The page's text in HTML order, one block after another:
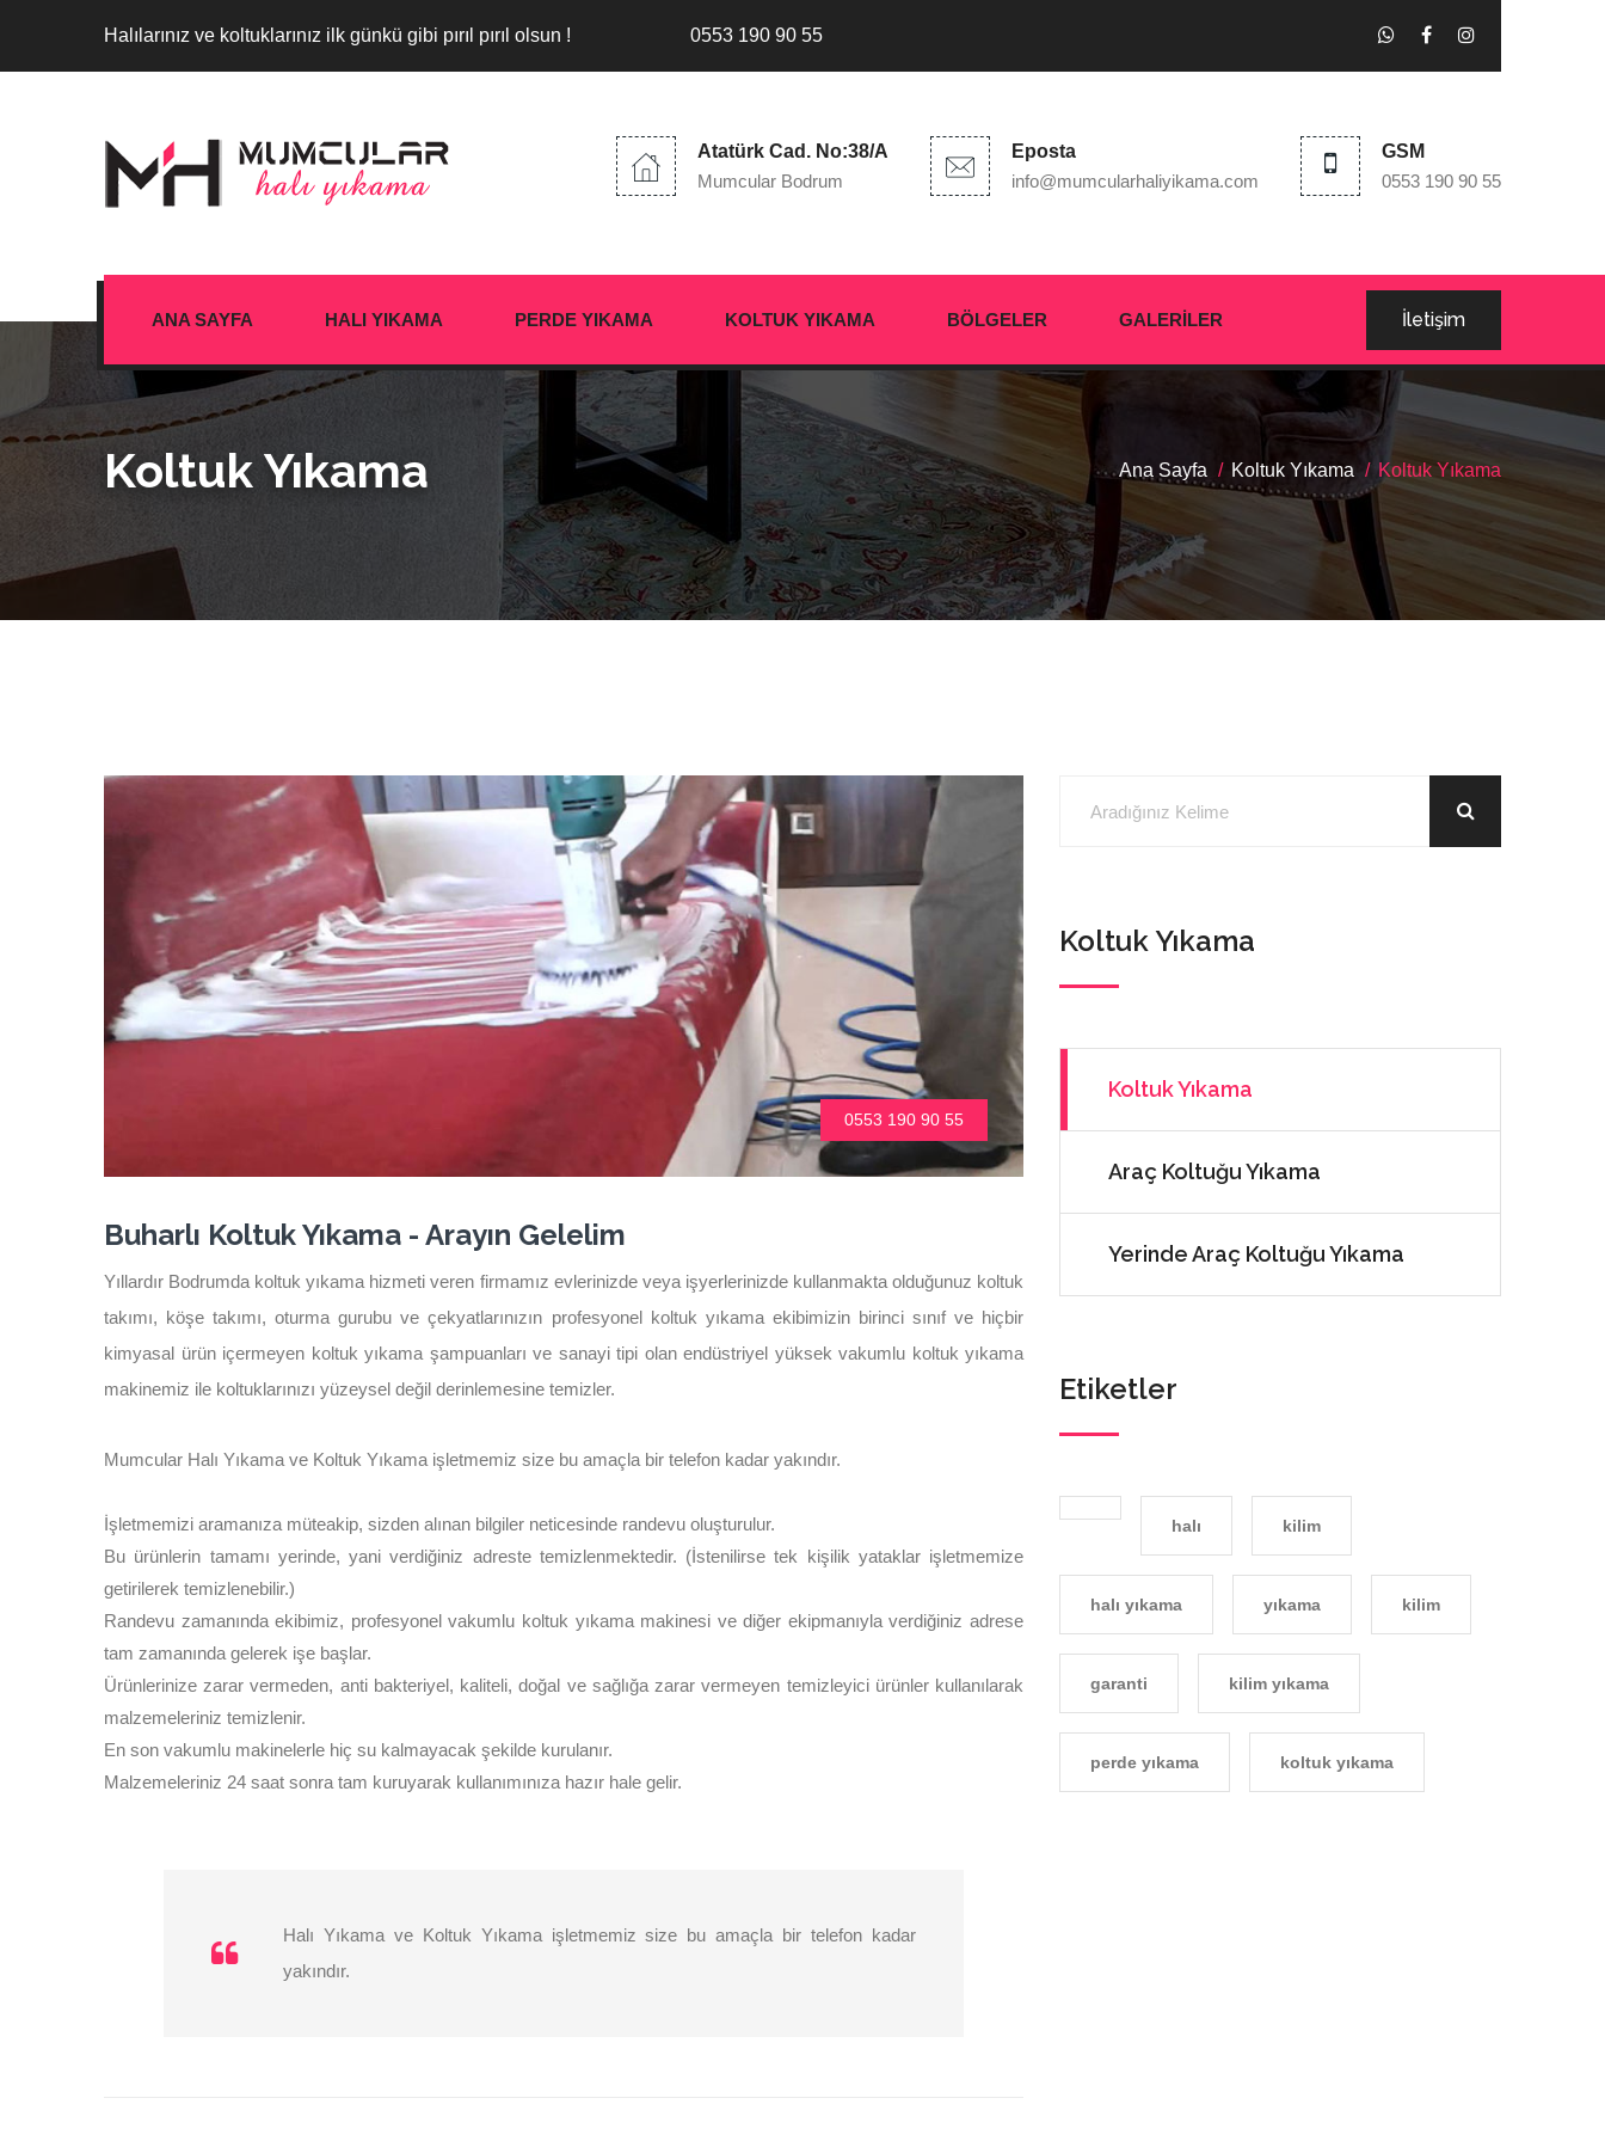
Halılarınız ve koltuklarınız ilk günkü gibi pırıl pırıl olsun ! 0553 190 90 55
Atatürk Cad. No:38/A
Mumcular Bodrum
Eposta
info@mumcularhaliyikama.com
GSM
0553 190 90 55
ANA SAYFA HALI YIKAMA PERDE YIKAMA KOLTUK YIKAMA BÖLGELER GALERILER İletişim
Koltuk Yıkama Ana Sayfa Koltuk Yıkama Koltuk Yıkama
0553 190 90 55
Buharlı Koltuk Yıkama - Arayın Gelelim
Yıllardır Bodrumda koltuk yıkama hizmeti veren firmamız evlerinizde veya işyerlerinizde kullanmakta olduğunuz koltuk
takımı, köşe takımı, oturma gurubu ve çekyatlarınızın profesyonel koltuk yıkama ekibimizin birinci sınıf ve hiçbir
kimyasal ürün içermeyen koltuk yıkama şampuanları ve sanayi tipi olan endüstriyel yüksek vakumlu koltuk yıkama
makinemiz ile koltuklarınızı yüzeysel değil derinlemesine temizler.
Mumcular Halı Yıkama ve Koltuk Yıkama işletmemiz size bu amaçla bir telefon kadar yakındır.
İşletmemizi aramanıza müteakip, sizden alınan bilgiler neticesinde randevu oluşturulur.
Bu ürünlerin tamamı yerinde, yani verdiğiniz adreste temizlenmektedir. (İstenilirse tek kişilik yataklar işletmemize
getirilerek temizlenebilir.)
Randevu zamanında ekibimiz, profesyonel vakumlu koltuk yıkama makinesi ve diğer ekipmanıyla verdiğiniz adrese
tam zamanında gelerek işe başlar.
Ürünlerinize zarar vermeden, anti bakteriyel, kaliteli, doğal ve sağlığa zarar vermeyen temizleyici ürünler kullanılarak
malzemeleriniz temizlenir.
En son vakumlu makinelerle hiç su kalmayacak şekilde kurulanır.
Malzemeleriniz 24 saat sonra tam kuruyarak kullanımınıza hazır hale gelir.
Halı Yıkama ve Koltuk Yıkama işletmemiz size bu amaçla bir telefon kadar
yakındır.
Koltuk Yıkama
Koltuk Yıkama
Araç Koltuğu Yıkama
Yerinde Araç Koltuğu Yıkama
Etiketler
halı kilim
halı yıkama yıkama kilim
garanti kilim yıkama
perde yıkama koltuk yıkama